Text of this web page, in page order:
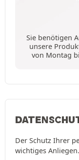
Sie benötigen
unsere
von Montag
Der Schutz Ihrer
wichtiges Anliegen.